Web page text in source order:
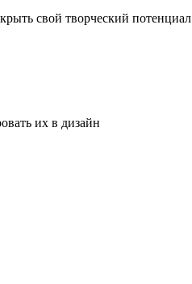
свой творческий потенциал
их в дизайн